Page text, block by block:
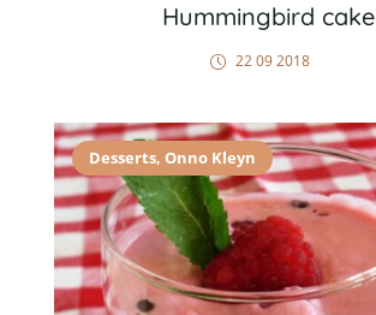
Hummingbird cake
22 09 2018
Desserts, Onno Kleyn